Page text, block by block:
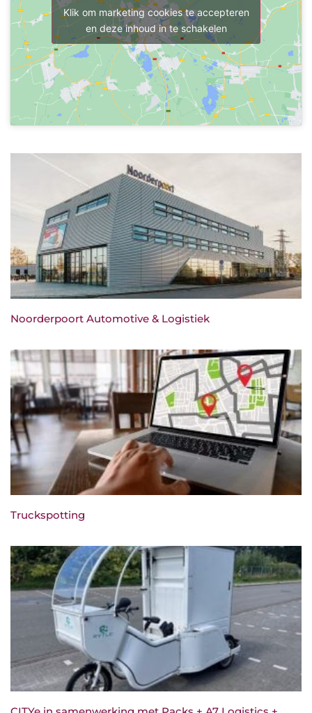
Klik om marketing cookies te accepteren
en deze inhoud in te schakelen
Noorderpoort Automotive & Logistiek
Truckspotting